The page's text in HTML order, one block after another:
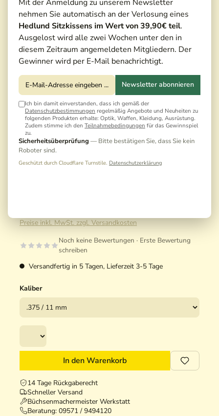
Mit der Anmeldung zu unserem Newsletter
nehmen Sie automatisch an der Verlosung eines
Hedlund Sitzkissens im Wert von 39,90€ teil.
Ausgelost wird alle zwei Wochen unter den in
diesem Zeitraum angemeldeten Mitgliedern. Der
Gewinner wird per E-Mail benachrichtigt.
Newsletter abonnieren
Ich bin damit einverstanden, dass ich gemäß der
Datenschutzbestimmungen regelmäßig Angebote und Neuheiten zu
folgenden Produkten erhalte: Optik, Waffen, Kleidung, Ausrüstung.
Zudem stimme ich den Teilnahmebedingungen für das Gewinnspiel
zu.
Sicherheitsüberprüfung — Bitte bestätigen Sie, dass Sie kein
Roboter sind.
Geschützt durch Cloudflare Turnstile. Datenschutzerklärung
Preise inkl. MwSt. zzgl. Versandkosten
Noch keine Bewertungen · Erste Bewertung
schreiben
Versandfertig in 5 Tagen, Lieferzeit 3-5 Tage
Kaliber
In den Warenkorb
14 Tage Rückgaberecht
Schneller Versand
Büchsenmachermeister Werkstatt
Beratung: 09571 / 9494120